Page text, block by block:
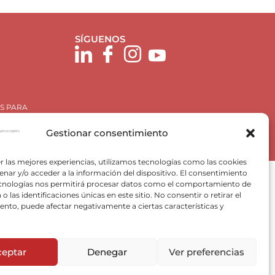
Gestionar consentimiento
las mejores experiencias, utilizamos tecnologías como las cookies
y/o acceder a la información del dispositivo. El consentimiento
nos permitirá procesar datos como el comportamiento de
o las identificaciones únicas en este sitio. No consentir o retirar el
puede afectar negativamente a ciertas características y
Denegar Ver preferencias
PARA
SÍGUENOS
del Ministerio para la Transición Ecológica y el